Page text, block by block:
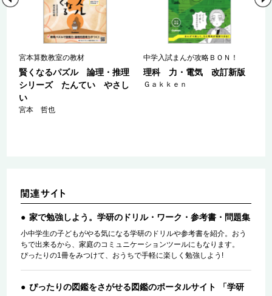
宮本算数教室の教材
賢くなるパズル 論理・推理
シリーズ たんてい やさし
い
宮本 哲也
中学入試まんが攻略ＢＯＮ！
理科 力・電気 改訂新版
Ｇａｋｋｅｎ
家で勉強しよう。学研のドリル・ワーク・参考書・問題集
小中学生の子どもがやる気になる学研のドリルや参考書を紹介。おう
ちで出来るから、家庭のコミュニケーションツールにもなります。
ぴったりの1冊をみつけて、おうちで手軽に楽しく勉強しよう!
ぴったりの図鑑をさがせる図鑑のポータルサイト 「学研